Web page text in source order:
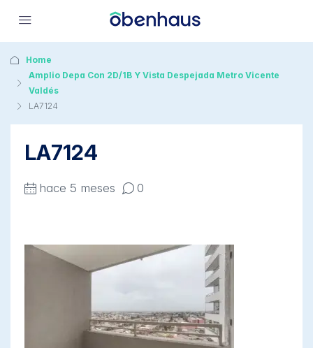
Home
Amplio Depa Con 2D/1B Y Vista Despejada Metro Vicente
Valdés
LA7124
LA7124
hace 5 meses 0